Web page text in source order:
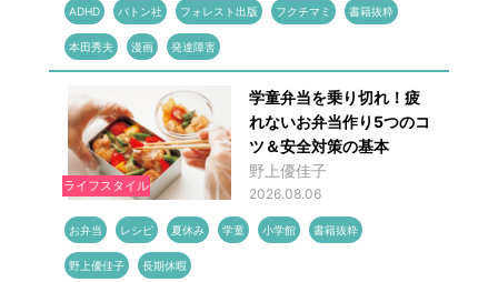
ADHD バトン社 フォレスト出版 フクチマミ 書籍抜粋
本田秀夫 漫画 発達障害
ライフスタイル
学童弁当を乗り切れ！疲
れないお弁当作り5つのコ
ツ＆安全対策の基本
野上優佳子
2026.08.06
お弁当 レシピ 夏休み 学童 小学館 書籍抜粋
野上優佳子 長期休暇